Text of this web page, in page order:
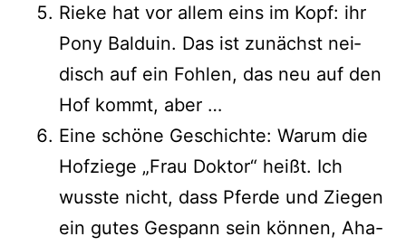
Rieke hat vor allem eins im Kopf: ihr
Pony Balduin. Das ist zunächst nei­
disch auf ein Fohlen, das neu auf den
Hof kommt, aber …
Eine schö­ne Geschichte: Warum die
Hofziege „Frau Doktor“ heißt. Ich
wuss­te nicht, dass Pferde und Ziegen
ein gutes Gespann sein kön­nen, Aha-